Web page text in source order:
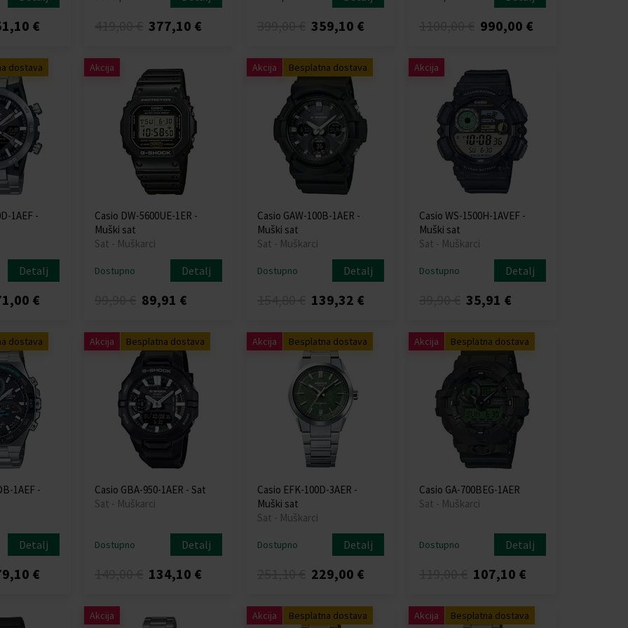
€ 377,10 € 359,10 € 990,00 €
dostava
1AEF -
Detalj
€
Akcija
Casio DW-5600UE-1ER -
Muški sat
Sat - Muškarci
Dostupno Detalj
89,91 €
Akcija Besplatna dostava
Casio GAW-100B-1AER -
Muški sat
Sat - Muškarci
Dostupno Detalj
139,32 €
Akcija
Casio WS-1500H-1AVEF -
Muški sat
Sat - Muškarci
Dostupno Detalj
35,91 €
dostava
1AEF -
Detalj
€
Akcija Besplatna dostava
Casio GBA-950-1AER - Sat
Sat - Muškarci
Dostupno Detalj
134,10 €
Akcija Besplatna dostava
Casio EFK-100D-3AER -
Muški sat
Sat - Muškarci
Dostupno Detalj
229,00 €
Akcija Besplatna dostava
Casio GA-700BEG-1AER
Sat - Muškarci
Dostupno Detalj
107,10 €
Akcija Akcija Besplatna dostava Akcija Besplatna dostava